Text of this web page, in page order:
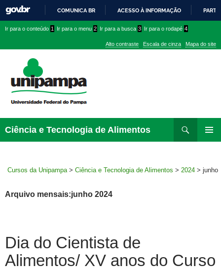
PARA
CONTEÚDO
COMUNICA BR ACESSO À INFORMAÇÃO
conteúdo
menu
superior
menu
Ir para o conteúdo 1 Ir para o menu 2 Ir para a busca 3 Ir para o rodapé 4
Alto contraste Escala de cinza Mapa do site
Ciência e Tecnologia de Alimentos
Cursos da Unipampa > Ciência e Tecnologia de Alimentos > 2024 > junho
Arquivo mensais:junho 2024
Dia do Cientista de
Alimentos/ XV anos do Curso